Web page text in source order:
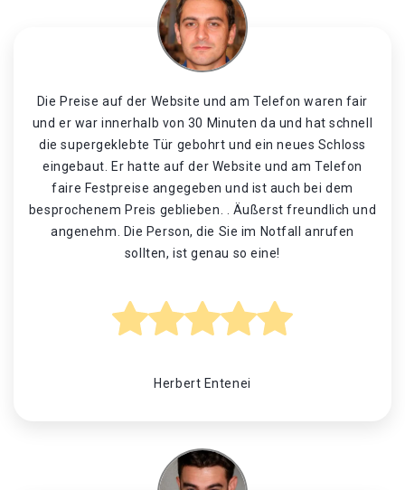
Die Preise auf der Website und am Telefon waren fair
und er war innerhalb von 30 Minuten da und hat schnell
die supergeklebte Tür gebohrt und ein neues Schloss
eingebaut. Er hatte auf der Website und am Telefon
faire Festpreise angegeben und ist auch bei dem
besprochenem Preis geblieben. . Äußerst freundlich und
angenehm. Die Person, die Sie im Notfall anrufen
sollten, ist genau so eine!
Herbert Entenei